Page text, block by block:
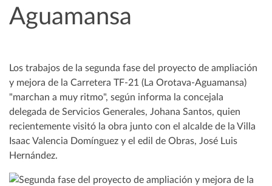
Aguamansa
Los trabajos de la segunda fase del proyecto de ampliación
y mejora de la Carretera TF-21 (La Orotava-Aguamansa)
"marchan a muy ritmo", según informa la concejala
delegada de Servicios Generales, Johana Santos, quien
recientemente visitó la obra junto con el alcalde de la Villa
Isaac Valencia Domínguez y el edil de Obras, José Luis
Hernández.